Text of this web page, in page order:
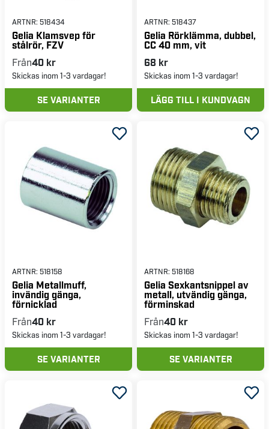
ARTNR: 518434
Gelia Klamsvep för
stålrör, FZV
Från40 kr
Skickas inom 1-3 vardagar!
SE VARIANTER
ARTNR: 518437
Gelia Rörklämma, dubbel,
CC 40 mm, vit
68 kr
Skickas inom 1-3 vardagar!
LÄGG TILL I KUNDVAGN
ARTNR: 518158
Gelia Metallmuff,
invändig gänga,
förnicklad
Från40 kr
Skickas inom 1-3 vardagar!
SE VARIANTER
ARTNR: 518168
Gelia Sexkantsnippel av
metall, utvändig gänga,
förminskad
Från40 kr
Skickas inom 1-3 vardagar!
SE VARIANTER